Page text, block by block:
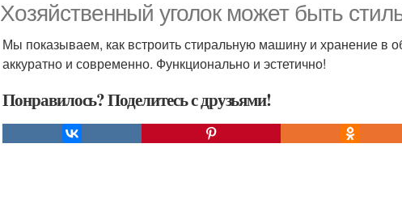
Хозяйственный уголок может быть
Мы показываем, как встроить стиральную машину и хранение в
аккуратно и современно. Функционально и эстетично!
Понравилось? Поделитесь с друзьями!